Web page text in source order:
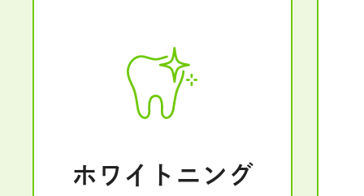
ホワイトニング